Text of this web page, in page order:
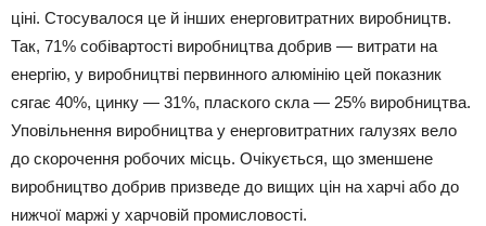
ціні. Стосувалося це й інших енерговитратних виробництв.
Так, 71% собівартості виробництва добрив — витрати на
енергію, у виробництві первинного алюмінію цей показник
сягає 40%, цинку — 31%, плаского скла — 25% виробництва.
Уповільнення виробництва у енерговитратних галузях вело
до скорочення робочих місць. Очікується, що зменшене
виробництво добрив призведе до вищих цін на харчі або до
нижчої маржі у харчовій промисловості.